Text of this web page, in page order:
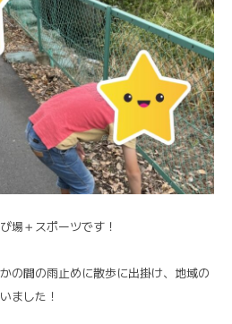
場＋スポーツです！
の間の雨止めに散歩に出掛け、地域の
ました！